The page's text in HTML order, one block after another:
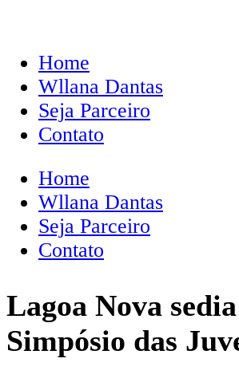
Home
Wllana Dantas
Seja Parceiro
Contato
Home
Wllana Dantas
Seja Parceiro
Contato
Lagoa Nova
Simpósio das